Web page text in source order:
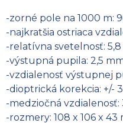
-zorné pole na 1000 m:
-najkratšia ostriaca
-relatívna svetelnosť: 5,8
-výstupná pupila: 2,5
-vzdialenosť výstupnej
-dioptrická korekcia: +/- 3
-medziočná vzdialenosť:
-rozmery: 108 x 106 x 43